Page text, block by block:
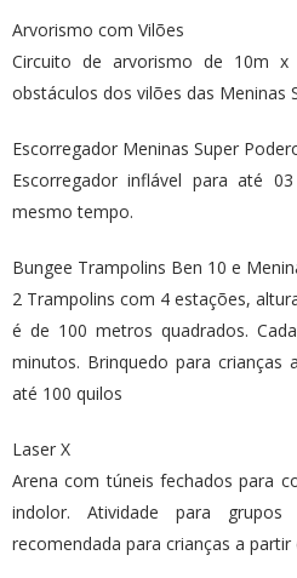
Arvorismo com Vilões
Circuito de arvorismo de 10m
obstáculos dos vilões das Meninas
Escorregador Meninas Super
Escorregador inflável para até
mesmo tempo.
Bungee Trampolins Ben 10 e
2 Trampolins com 4 estações,
é de 100 metros quadrados.
minutos. Brinquedo para
até 100 quilos
Laser X
Arena com túneis fechados para
indolor. Atividade para
recomendada para crianças a partir